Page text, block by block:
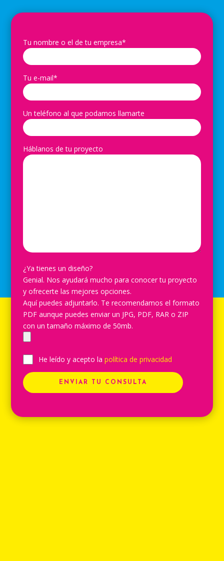
Tu nombre o el de tu empresa*
Tu e-mail*
Un teléfono al que podamos llamarte
Háblanos de tu proyecto
¿Ya tienes un diseño?
Genial. Nos ayudará mucho para conocer tu proyecto
y ofrecerte las mejores opciones.
Aquí puedes adjuntarlo. Te recomendamos el formato
PDF aunque puedes enviar un JPG, PDF, RAR o ZIP
con un tamaño máximo de 50mb.
He leído y acepto lapolítica de privacidad